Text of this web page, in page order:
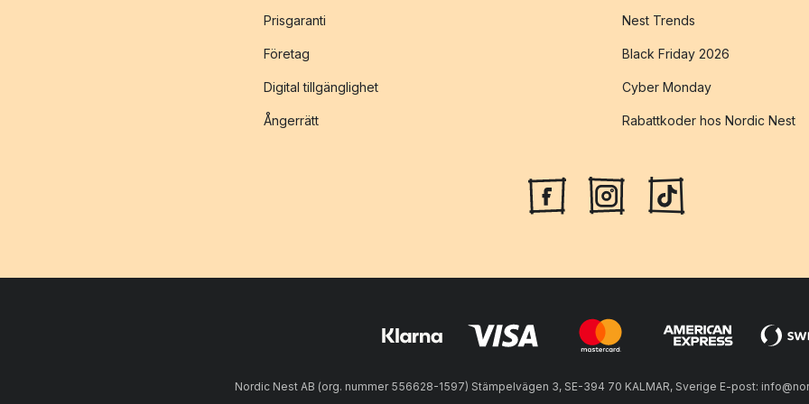
Prisgaranti
Företag
Digital tillgänglighet
Ångerrätt
Nest Trends
Black Friday 2026
Cyber Monday
Rabattkoder hos Nordic Nest
Nordic Nest AB (org. nummer 556628-1597) Stämpelvägen 3, SE-394 70 KALMAR, Sverige E-post: